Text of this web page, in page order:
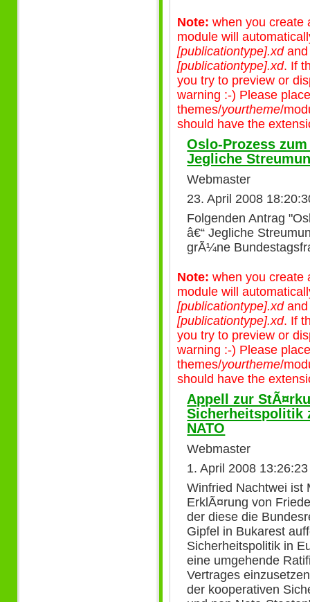
Note: when you create
module will
[publicationtype].xd
[publicationtype].xd. If
you try to preview or
warning :-) Please
themes/yourtheme/
should have the
Oslo-Prozess
Jegliche
Webmaster
23. April 2008
Folgenden Antrag
â€“ Jegliche
grÃ¼ne
Note: when you create
module will
[publicationtype].xd
[publicationtype].xd. If
you try to preview or
warning :-) Please
themes/yourtheme/
should have the
Appell zur
Sicherheitspolitik
NATO
Webmaster
1. April 2008
Winfried Nachtwei ist
ErklÃ¤rung von
der diese die
Gipfel in Bukarest
Sicherheitspolitik in
eine umgehende
Vertrages
der kooperativen